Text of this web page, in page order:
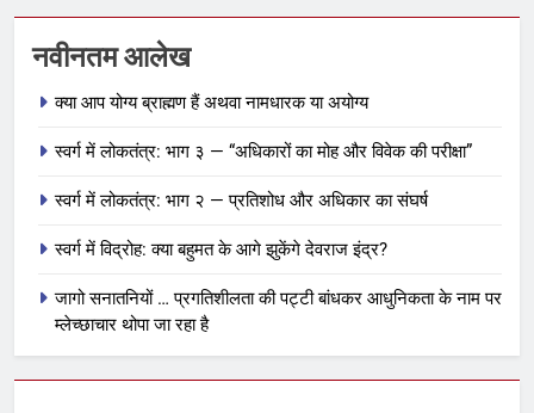
नवीनतम आलेख
क्या आप योग्य ब्राह्मण हैं अथवा नामधारक या अयोग्य
स्वर्ग में लोकतंत्र: भाग ३ — “अधिकारों का मोह और विवेक की परीक्षा”
स्वर्ग में लोकतंत्र: भाग २ — प्रतिशोध और अधिकार का संघर्ष
स्वर्ग में विद्रोह: क्या बहुमत के आगे झुकेंगे देवराज इंद्र?
जागो सनातनियों … प्रगतिशीलता की पट्टी बांधकर आधुनिकता के नाम पर
म्लेच्छाचार थोपा जा रहा है